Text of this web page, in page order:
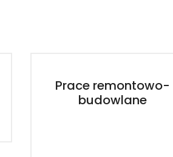
Prace remontowo-
budowlane